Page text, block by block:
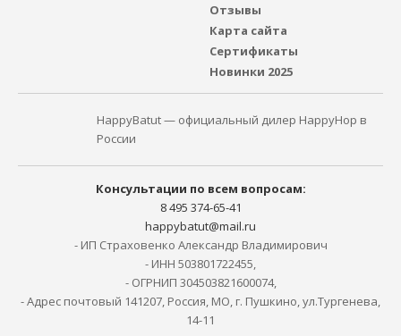
Отзывы
Карта сайта
Сертификаты
Новинки 2025
HappyBatut — официальный дилер HappyHop в
России
Консультации по всем вопросам:
8 495 374-65-41
happybatut@mail.ru
- ИП Страховенко Александр Владимирович
- ИНН 503801722455,
- ОГРНИП 304503821600074,
- Адрес почтовый 141207, Россия, МО, г. Пушкино, ул.Тургенева,
14-11